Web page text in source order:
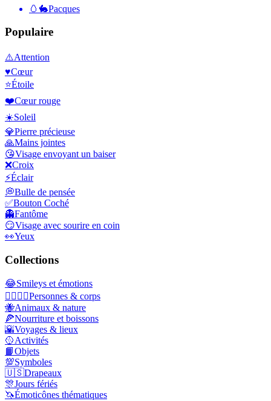
🥚🐇Pacques
Populaire
⚠️Attention
♥️Cœur
⭐Étoile
❤️Cœur rouge
☀️Soleil
💎Pierre précieuse
🙏Mains jointes
😘Visage envoyant un baiser
❌Croix
⚡Éclair
💭Bulle de pensée
✅Bouton Coché
👻Fantôme
😏Visage avec sourire en coin
👀Yeux
Collections
😂Smileys et émotions
👩‍❤️‍💋‍👨Personnes & corps
🐝Animaux & nature
🍕Nourriture et boissons
🌇Voyages & lieux
🥎Activités
📙Objets
💯Symboles
🇺🇸Drapeaux
🎊Jours fériés
🦄Émoticônes thématiques